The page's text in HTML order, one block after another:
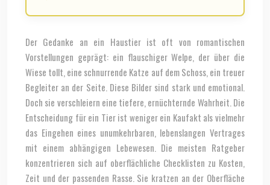
Der Gedanke an ein Haustier ist oft von romantischen
Vorstellungen geprägt: ein flauschiger Welpe, der über die
Wiese tollt, eine schnurrende Katze auf dem Schoss, ein treuer
Begleiter an der Seite. Diese Bilder sind stark und emotional.
Doch sie verschleiern eine tiefere, ernüchternde Wahrheit. Die
Entscheidung für ein Tier ist weniger ein Kaufakt als vielmehr
das Eingehen eines unumkehrbaren, lebenslangen Vertrages
mit einem abhängigen Lebewesen. Die meisten Ratgeber
konzentrieren sich auf oberflächliche Checklisten zu Kosten,
Zeit und der passenden Rasse. Sie kratzen an der Oberfläche